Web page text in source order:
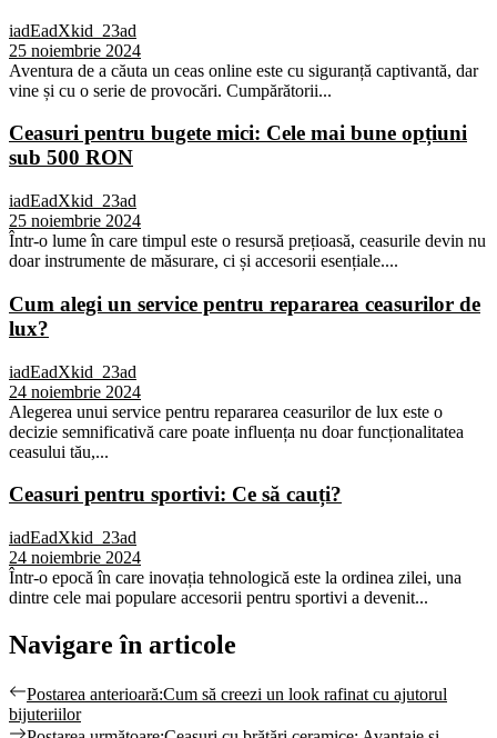
iadEadXkid_23ad
25 noiembrie 2024
Aventura de a căuta un ceas online este cu siguranță captivantă, dar
vine și cu o serie de provocări. Cumpărătorii...
Ceasuri pentru bugete mici: Cele mai bune opțiuni
sub 500 RON
iadEadXkid_23ad
25 noiembrie 2024
Într-o lume în care timpul este o resursă prețioasă, ceasurile devin nu
doar instrumente de măsurare, ci și accesorii esențiale....
Cum alegi un service pentru repararea ceasurilor de
lux?
iadEadXkid_23ad
24 noiembrie 2024
Alegerea unui service pentru repararea ceasurilor de lux este o
decizie semnificativă care poate influența nu doar funcționalitatea
ceasului tău,...
Ceasuri pentru sportivi: Ce să cauți?
iadEadXkid_23ad
24 noiembrie 2024
Într-o epocă în care inovația tehnologică este la ordinea zilei, una
dintre cele mai populare accesorii pentru sportivi a devenit...
Navigare în articole
Postarea anterioară:Cum să creezi un look rafinat cu ajutorul
bijuteriilor